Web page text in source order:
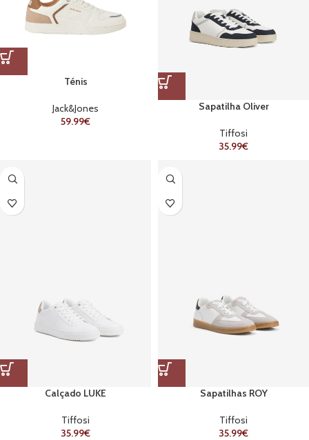
Ténis
Jack&Jones
59.99€
Sapatilha Oliver
Tiffosi
35.99€
Calçado LUKE
Tiffosi
35.99€
Sapatilhas ROY
Tiffosi
35.99€